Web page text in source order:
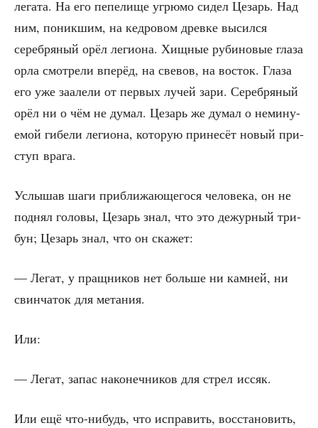
лега­та. На его пепе­ли­ще угрю­мо сидел Цезарь. Над
ним, поник­шим, на кед­ро­вом древ­ке высил­ся
сереб­ря­ный орёл леги­о­на. Хищ­ные руби­но­вые гла­за
орла смот­ре­ли впе­рёд, на све­вов, на восток. Гла­за
его уже заале­ли от пер­вых лучей зари. Сереб­ря­ный
орёл ни о чём не думал. Цезарь же думал о неми­ну­
е­мой гибе­ли леги­о­на, кото­рую при­не­сёт новый при­
ступ врага.
Услы­шав шаги при­бли­жа­ю­ще­го­ся чело­ве­ка, он не
под­нял голо­вы, Цезарь знал, что это дежур­ный три­
бун; Цезарь знал, что он скажет:
— Легат, у пращ­ни­ков нет боль­ше ни кам­ней, ни
свин­ча­ток для метания.
Или:
— Легат, запас нако­неч­ни­ков для стрел иссяк.
Или ещё что-нибудь, что испра­вить, вос­ста­но­вить,